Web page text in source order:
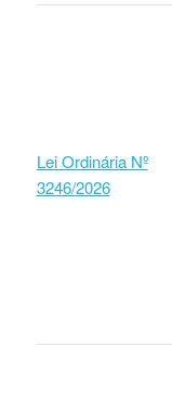
Lei Ordinária Nº
3246/2026